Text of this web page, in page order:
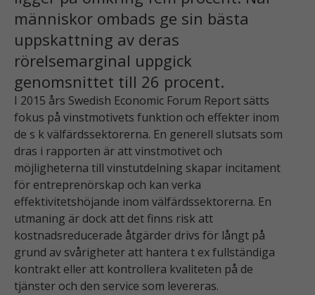
människor ombads ge sin bästa
uppskattning av deras
rörelsemarginal uppgick
genomsnittet till 26 procent.
I 2015 års Swedish Economic Forum Report sätts
fokus på vinstmotivets funktion och effekter inom
de s k välfärdssektorerna. En generell slutsats som
dras i rapporten är att vinstmotivet och
möjligheterna till vinstutdelning skapar incitament
för entreprenörskap och kan verka
effektivitetshöjande inom välfärdssektorerna. En
utmaning är dock att det finns risk att
kostnadsreducerade åtgärder drivs för långt på
grund av svårigheter att hantera t ex fullständiga
kontrakt eller att kontrollera kvaliteten på de
tjänster och den service som levereras.